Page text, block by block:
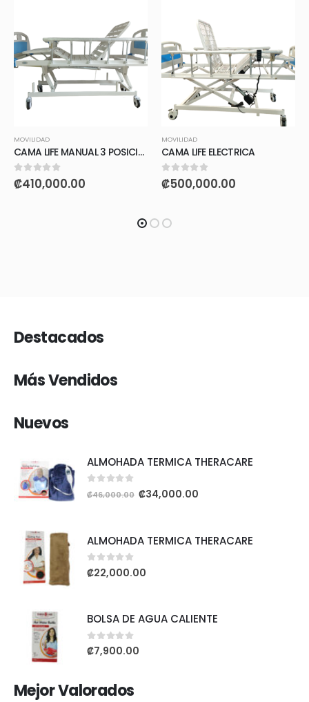
MOVILIDAD
CAMA LIFE MANUAL 3 POSICIONES
0out of 5
₡410,000.00
MOVILIDAD
CAMA LIFE ELECTRICA
0out of 5
₡500,000.00
Destacados
Más Vendidos
Nuevos
ALMOHADA TERMICA THERACARE
0out of 5
₡46,000.00 ₡34,000.00
ALMOHADA TERMICA THERACARE
0out of 5
₡22,000.00
BOLSA DE AGUA CALIENTE
0out of 5
₡7,900.00
Mejor Valorados